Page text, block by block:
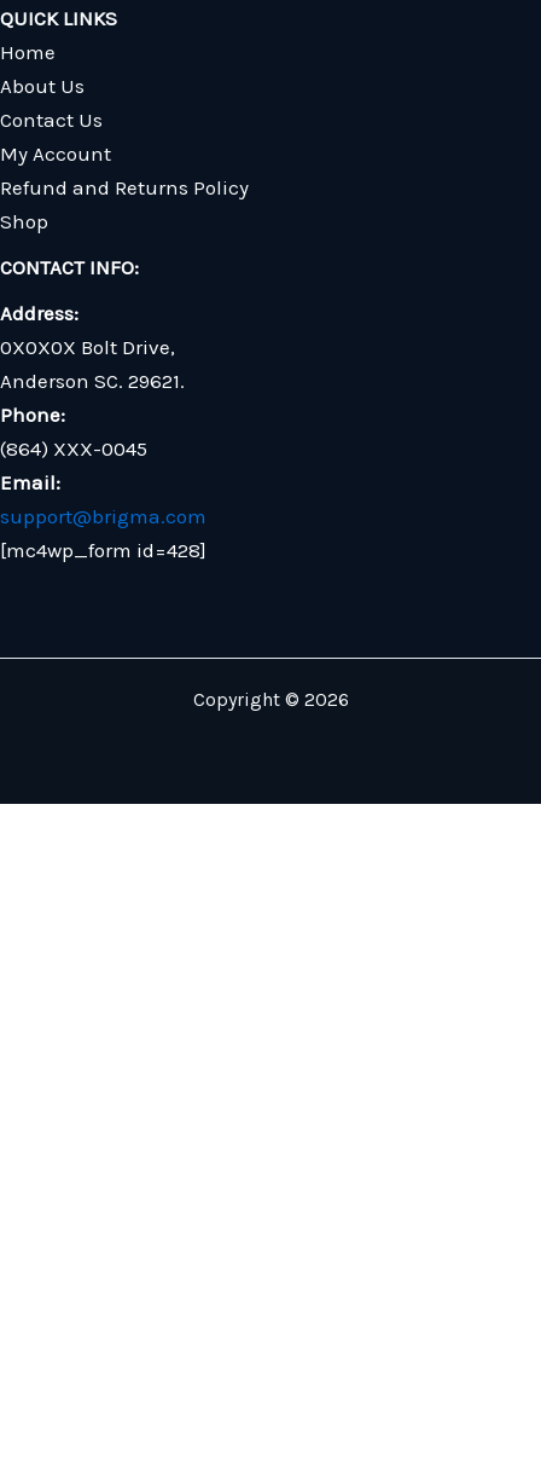
QUICK LINKS
Home
About Us
Contact Us
My Account
Refund and Returns Policy
Shop
CONTACT INFO:
Address:
0X0X0X Bolt Drive,
Anderson SC. 29621.
Phone:
(864) XXX-0045
Email:
support@brigma.com
[mc4wp_form id=428]
Copyright © 2026